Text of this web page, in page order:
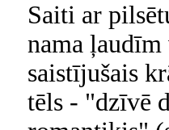
Saiti ar
nama
saistījušais
tēls - "dzīvē